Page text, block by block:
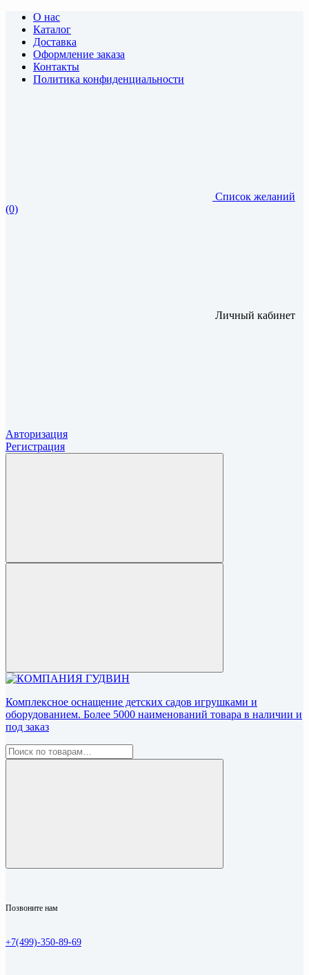
О нас
Каталог
Доставка
Оформление заказа
Контакты
Политика конфиденциальности
Список желаний
(0)
Личный кабинет
Авторизация
Регистрация
Комплексное оснащение детских садов игрушками и
оборудованием. Более 5000 наименований товара в наличии и
под заказ
Позвоните нам
+7(499)-350-89-69